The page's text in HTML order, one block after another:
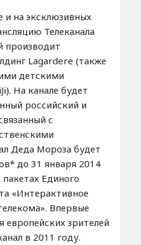
и на эксклюзивных
Телеканала
производит
Lagardere (также
детскими
На канале будет
российский и
с
Деда Мороза будет
до 31 января 2014
Единого
«Интерактивное
Впервые
европейских зрителей
в 2011 году.